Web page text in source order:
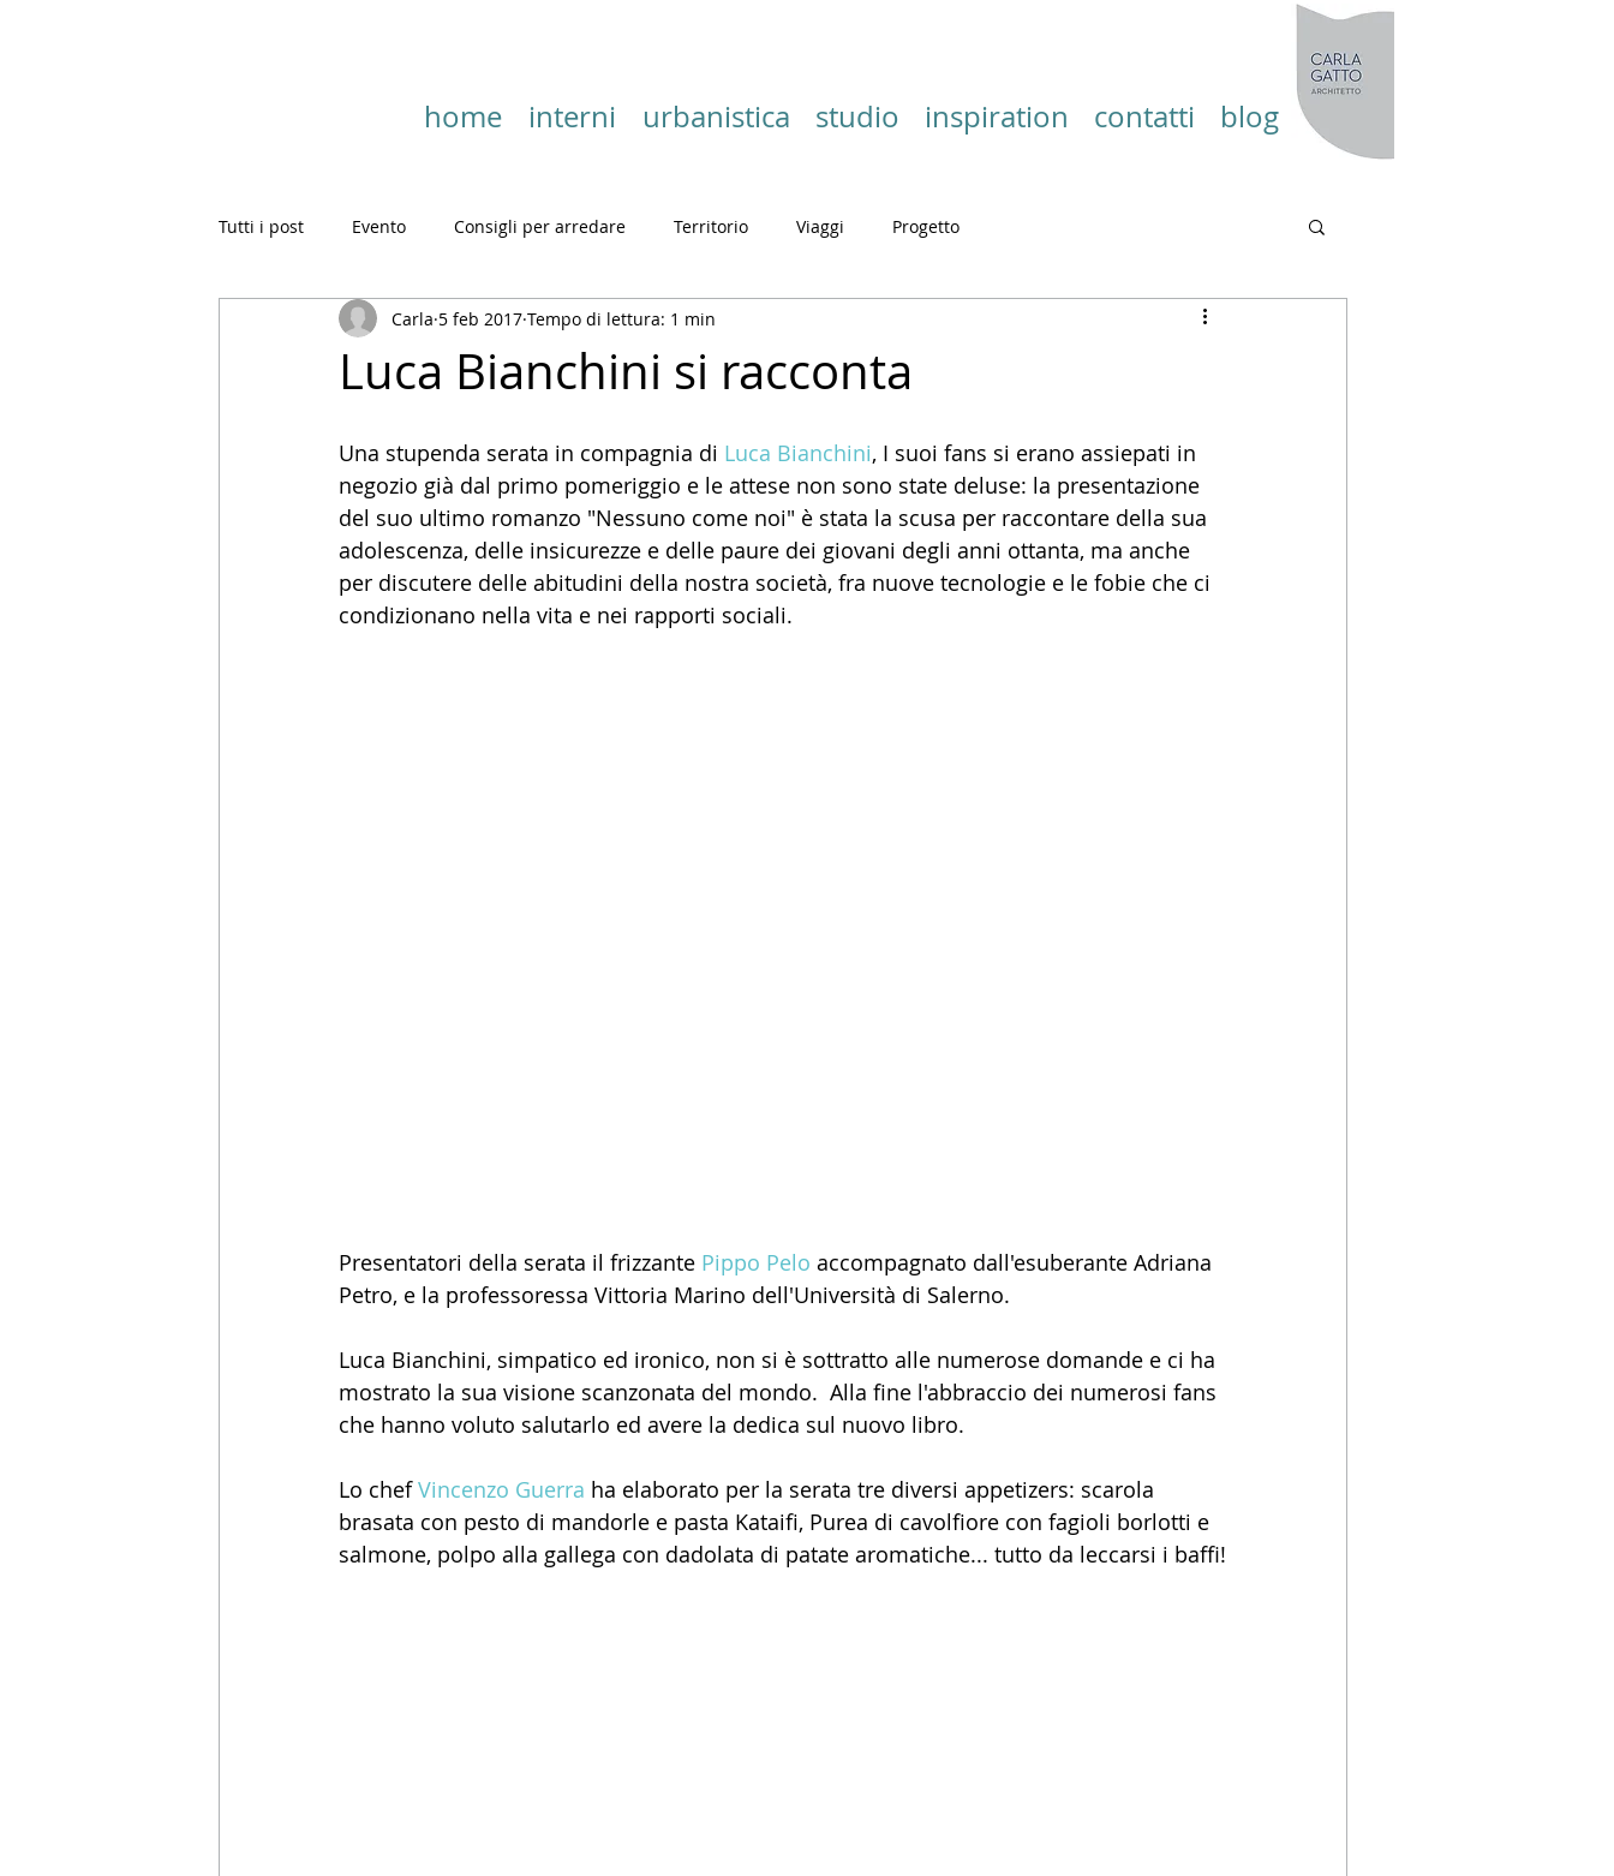
home interni urbanistica studio inspiration contatti blog
Tutti i post Evento Consigli per arredare Territorio Viaggi Progetto
Luca Bianchini si racconta
Carla 5 feb 2017 Tempo di lettura: 1 min
Una stupenda serata in compagnia di Luca Bianchini, I suoi fans si erano assiepati in
negozio già dal primo pomeriggio e le attese non sono state deluse: la presentazione
del suo ultimo romanzo "Nessuno come noi" è stata la scusa per raccontare della sua
adolescenza, delle insicurezze e delle paure dei giovani degli anni ottanta, ma anche
per discutere delle abitudini della nostra società, fra nuove tecnologie e le fobie che ci
condizionano nella vita e nei rapporti sociali.
Presentatori della serata il frizzante Pippo Pelo accompagnato dall'esuberante Adriana
Petro, e la professoressa Vittoria Marino dell'Università di Salerno.
Luca Bianchini, simpatico ed ironico, non si è sottratto alle numerose domande e ci ha
mostrato la sua visione scanzonata del mondo.  Alla fine l'abbraccio dei numerosi fans
che hanno voluto salutarlo ed avere la dedica sul nuovo libro.
Lo chef Vincenzo Guerra ha elaborato per la serata tre diversi appetizers: scarola
brasata con pesto di mandorle e pasta Kataifi, Purea di cavolfiore con fagioli borlotti e
salmone, polpo alla gallega con dadolata di patate aromatiche... tutto da leccarsi i baffi!